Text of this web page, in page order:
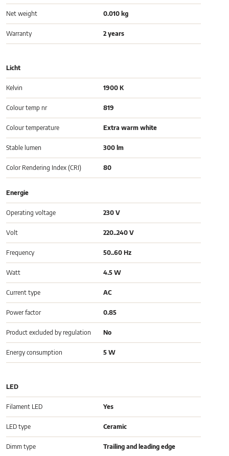
Net weight 0.010 kg
Warranty 2 years
Licht
Kelvin 1900 K
Colour temp nr 819
Colour temperature Extra warm white
Stable lumen 300 lm
Color Rendering Index (CRI) 80
Energie
Operating voltage 230 V
Volt 220..240 V
Frequency 50..60 Hz
Watt 4.5 W
Current type AC
Power factor 0.85
Product excluded by regulation No
Energy consumption 5 W
LED
Filament LED Yes
LED type Ceramic
Dimm type Trailing and leading edge